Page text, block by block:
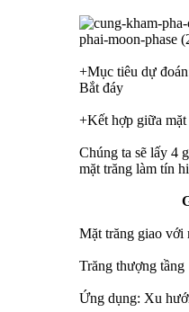
+Mục tiêu dự
Bắt đáy
+Kết hợp giữa
Chúng ta sẽ lấy 4
mặt trăng làm tín
Mặt trăng giao với
Trăng thượng tầng
Ứng dụng: Xu